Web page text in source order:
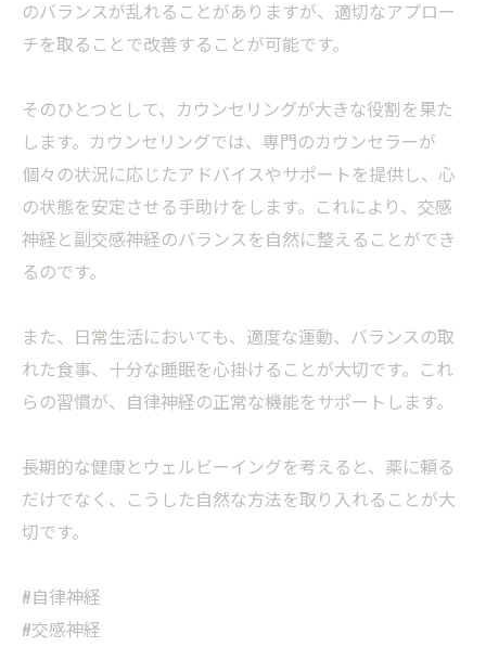
のバランスが乱れることがありますが、適切なアプロー
チを取ることで改善することが可能です。
そのひとつとして、カウンセリングが大きな役割を果た
します。カウンセリングでは、専門のカウンセラーが
個々の状況に応じたアドバイスやサポートを提供し、心
の状態を安定させる手助けをします。これにより、交感
神経と副交感神経のバランスを自然に整えることができ
るのです。
また、日常生活においても、適度な運動、バランスの取
れた食事、十分な睡眠を心掛けることが大切です。これ
らの習慣が、自律神経の正常な機能をサポートします。
長期的な健康とウェルビーイングを考えると、薬に頼る
だけでなく、こうした自然な方法を取り入れることが大
切です。
#自律神経
#交感神経